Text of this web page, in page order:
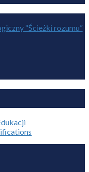
“Ścieżki rozumu”